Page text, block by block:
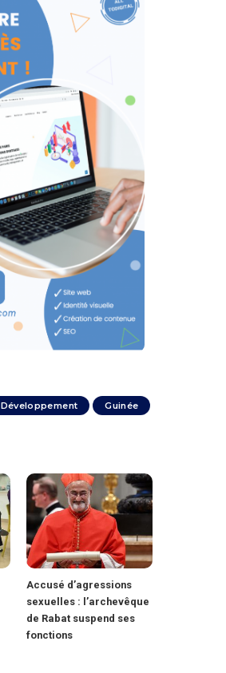
Développement
Guinée
Accusé d’agressions
sexuelles : l’archevêque
de Rabat suspend ses
fonctions